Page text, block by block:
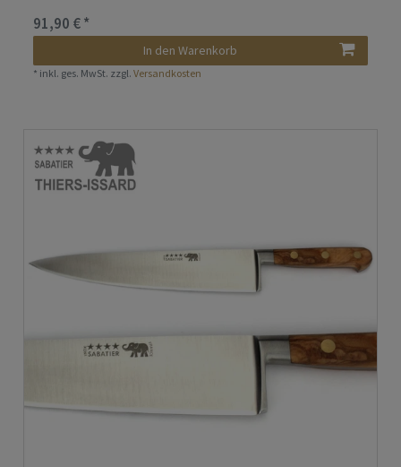
91,90 € *
In den Warenkorb
* inkl. ges. MwSt. zzgl.Versandkosten